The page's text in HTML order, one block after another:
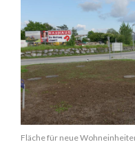
Fläche für neue